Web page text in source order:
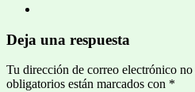
Deja una respuesta
Tu dirección de correo electrónico no
obligatorios están marcados con *